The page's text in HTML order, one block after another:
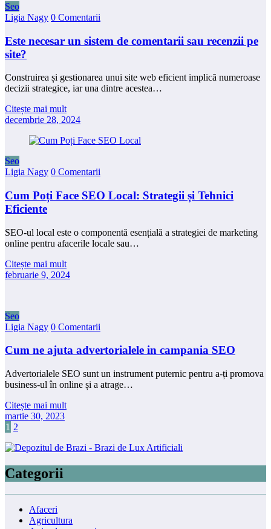
Seo
Ligia Nagy 0 Comentarii
Este necesar un sistem de comentarii sau recenzii pe
site?
Construirea și gestionarea unui site web eficient implică numeroase
decizii strategice, iar una dintre acestea…
Citește mai mult
decembrie 28, 2024
Seo
Ligia Nagy 0 Comentarii
Cum Poți Face SEO Local: Strategii și Tehnici
Eficiente
SEO-ul local este o componentă esențială a strategiei de marketing
online pentru afacerile locale sau…
Citește mai mult
februarie 9, 2024
Seo
Ligia Nagy 0 Comentarii
Cum ne ajuta advertorialele in campania SEO
Advertorialele SEO sunt un instrument puternic pentru a-ți promova
business-ul în online și a atrage…
Citește mai mult
martie 30, 2023
Paginație
articole
1 2
Categorii
Afaceri
Agricultura